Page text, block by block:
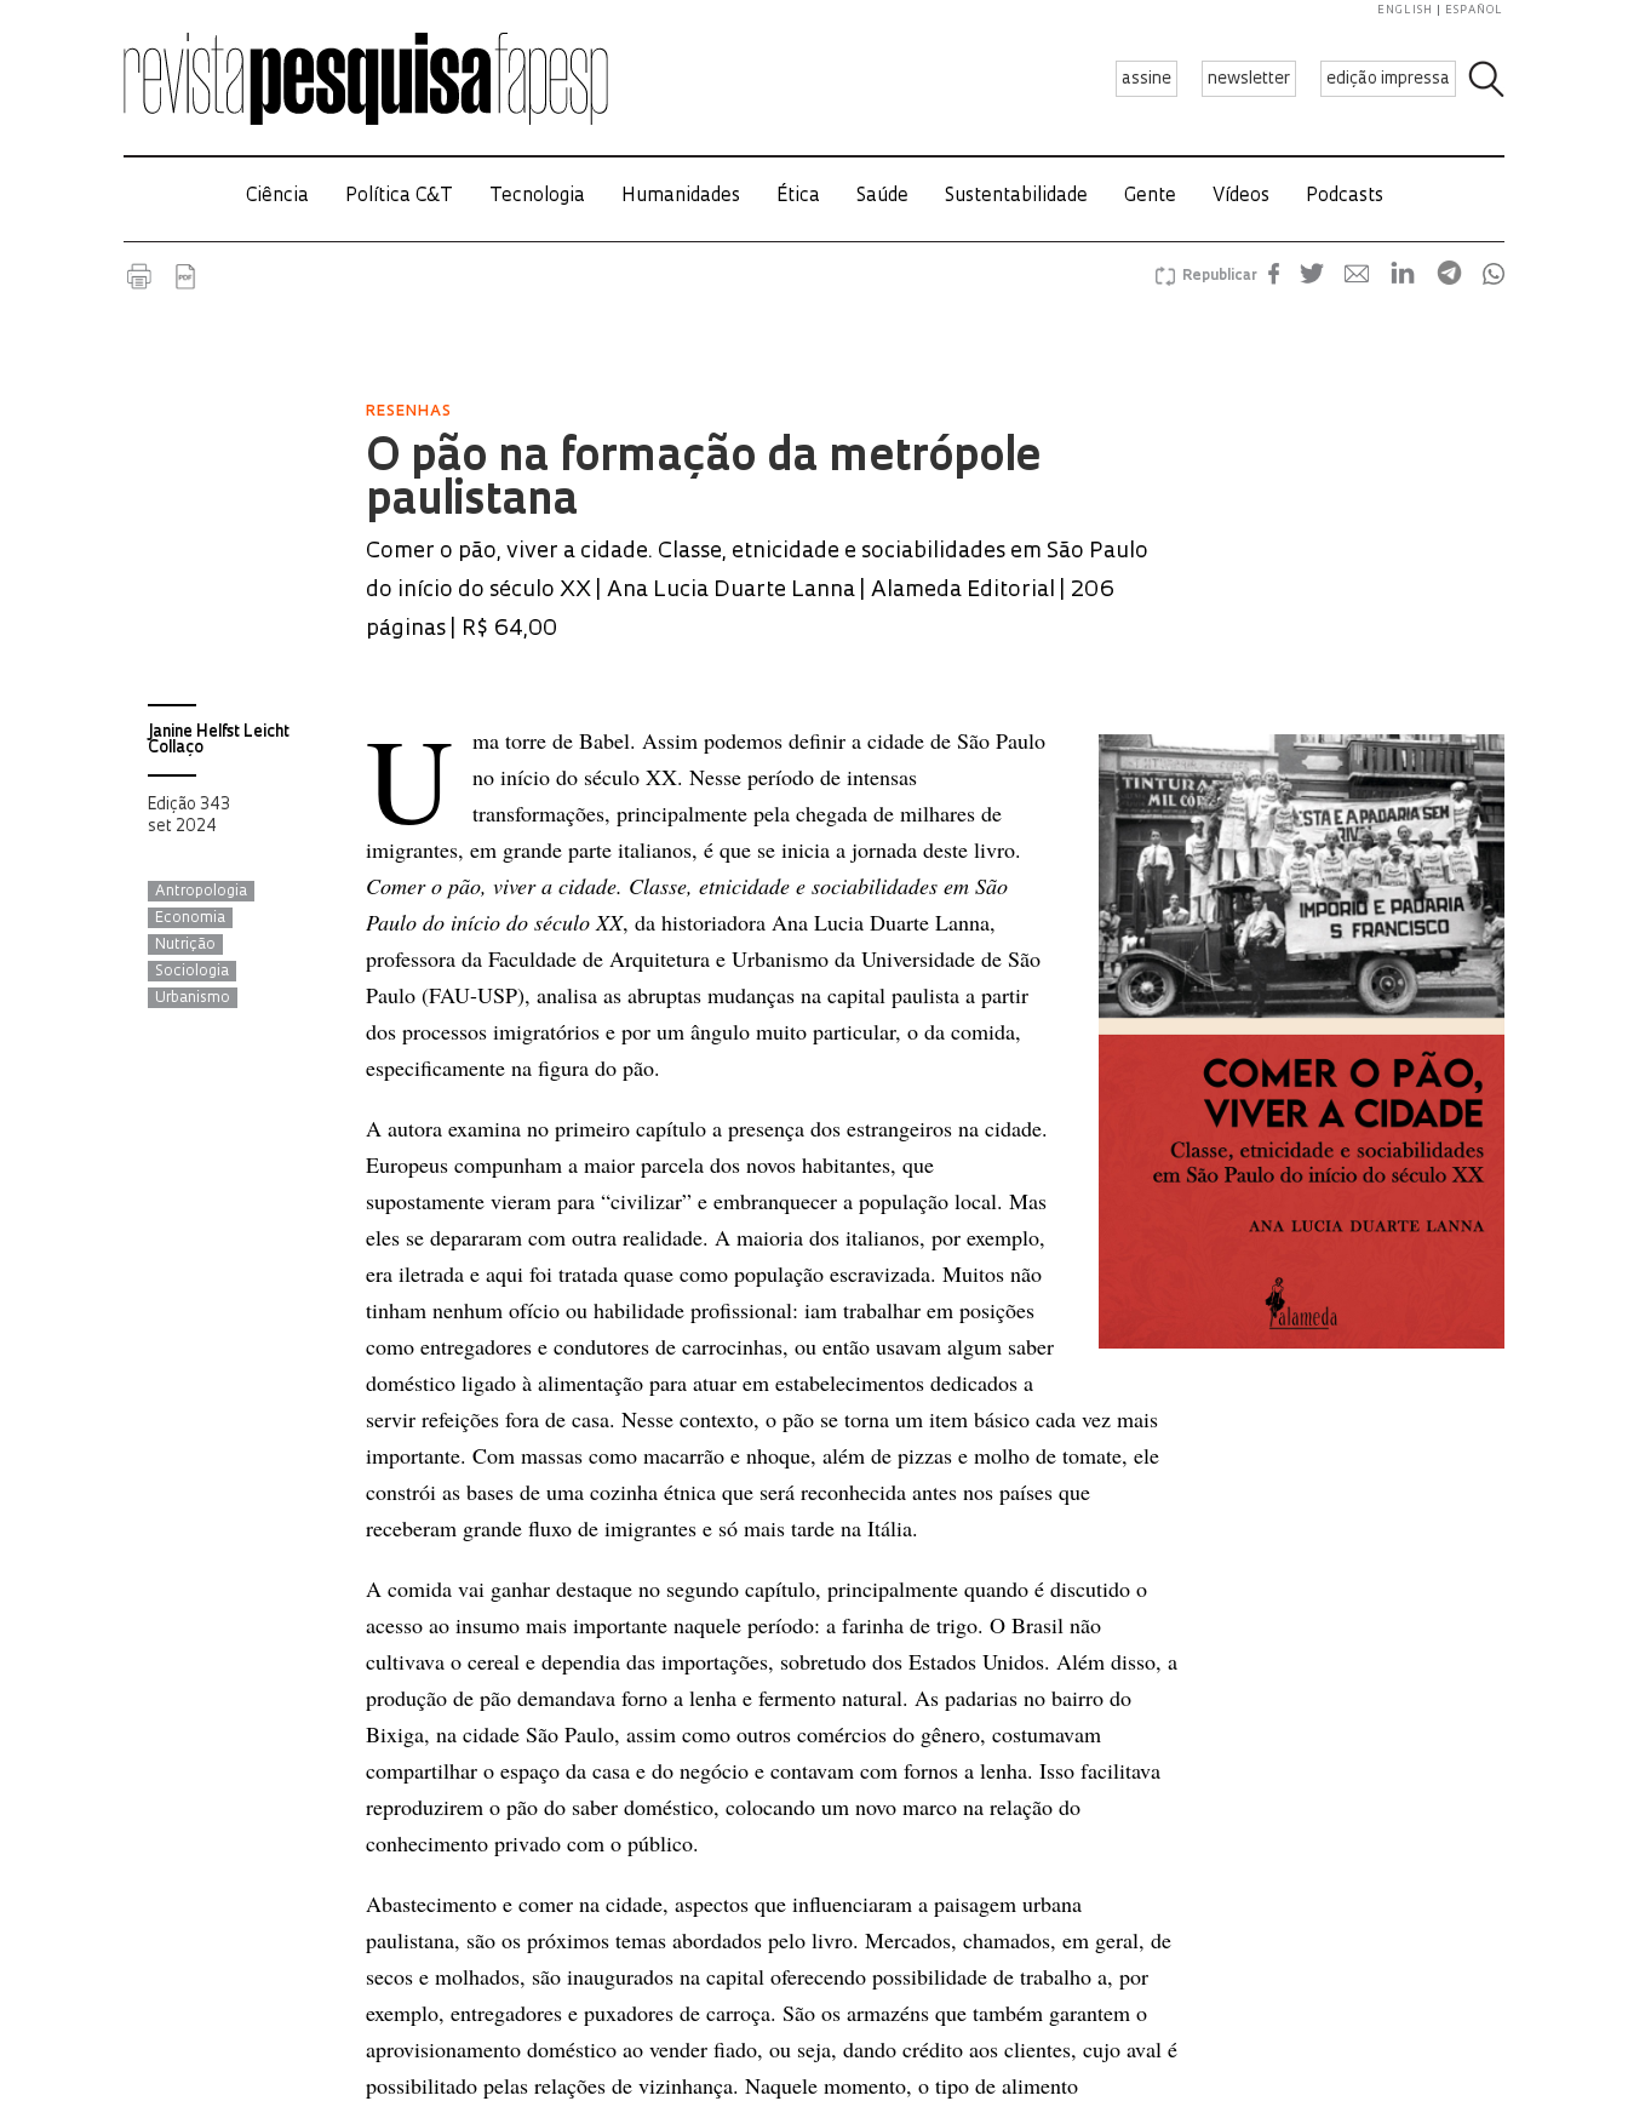
assine newsletter edição impressa
ENGLISH ESPAÑOL
Ciência Política C&T Tecnologia Humanidades Ética Saúde Sustentabilidade Gente Vídeos Podcasts
Republicar
RESENHAS
O pão na formação da metrópole
paulistana
Comer o pão, viver a cidade. Classe, etnicidade e sociabilidades em São Paulo
do início do século XX | Ana Lucia Duarte Lanna | Alameda Editorial | 206
páginas | R$ 64,00
Janine Helfst Leicht
Collaço
Edição 343
set 2024
Antropologia
Economia
Nutrição
Sociologia
Urbanismo
U
ma torre de Babel. Assim podemos definir a cidade de São Paulo
no início do século XX. Nesse período de intensas
transformações, principalmente pela chegada de milhares de
imigrantes, em grande parte italianos, é que se inicia a jornada deste livro.
Comer o pão, viver a cidade. Classe, etnicidade e sociabilidades em São
Paulo do início do século XX, da historiadora Ana Lucia Duarte Lanna,
professora da Faculdade de Arquitetura e Urbanismo da Universidade de São
Paulo (FAU-USP), analisa as abruptas mudanças na capital paulista a partir
dos processos imigratórios e por um ângulo muito particular, o da comida,
especificamente na figura do pão.
A autora examina no primeiro capítulo a presença dos estrangeiros na cidade.
Europeus compunham a maior parcela dos novos habitantes, que
supostamente vieram para “civilizar” e embranquecer a população local. Mas
eles se depararam com outra realidade. A maioria dos italianos, por exemplo,
era iletrada e aqui foi tratada quase como população escravizada. Muitos não
tinham nenhum ofício ou habilidade profissional: iam trabalhar em posições
como entregadores e condutores de carrocinhas, ou então usavam algum saber
doméstico ligado à alimentação para atuar em estabelecimentos dedicados a
servir refeições fora de casa. Nesse contexto, o pão se torna um item básico cada vez mais
importante. Com massas como macarrão e nhoque, além de pizzas e molho de tomate, ele
constrói as bases de uma cozinha étnica que será reconhecida antes nos países que
receberam grande fluxo de imigrantes e só mais tarde na Itália.
A comida vai ganhar destaque no segundo capítulo, principalmente quando é discutido o
acesso ao insumo mais importante naquele período: a farinha de trigo. O Brasil não
cultivava o cereal e dependia das importações, sobretudo dos Estados Unidos. Além disso, a
produção de pão demandava forno a lenha e fermento natural. As padarias no bairro do
Bixiga, na cidade São Paulo, assim como outros comércios do gênero, costumavam
compartilhar o espaço da casa e do negócio e contavam com fornos a lenha. Isso facilitava
reproduzirem o pão do saber doméstico, colocando um novo marco na relação do
conhecimento privado com o público.
Abastecimento e comer na cidade, aspectos que influenciaram a paisagem urbana
paulistana, são os próximos temas abordados pelo livro. Mercados, chamados, em geral, de
secos e molhados, são inaugurados na capital oferecendo possibilidade de trabalho a, por
exemplo, entregadores e puxadores de carroça. São os armazéns que também garantem o
aprovisionamento doméstico ao vender fiado, ou seja, dando crédito aos clientes, cujo aval é
possibilitado pelas relações de vizinhança. Naquele momento, o tipo de alimento